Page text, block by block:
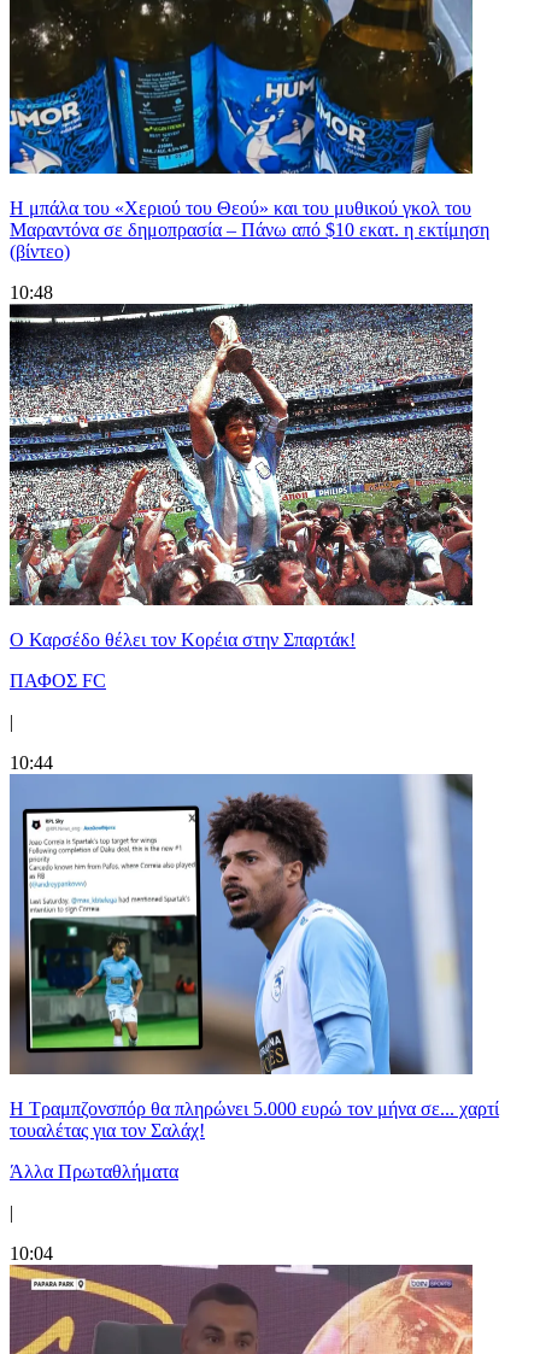
Η μπάλα του «Χεριού του Θεού» και του μυθικού γκολ του
Μαραντόνα σε δημοπρασία – Πάνω από $10 εκατ. η εκτίμηση
(βίντεο)
10:48
Ο Καρσέδο θέλει τον Κορέια στην Σπαρτάκ!
ΠΑΦΟΣ FC
|
10:44
Η Τραμπζονσπόρ θα πληρώνει 5.000 ευρώ τον μήνα σε... χαρτί
τουαλέτας για τον Σαλάχ!
Άλλα Πρωταθλήματα
|
10:04